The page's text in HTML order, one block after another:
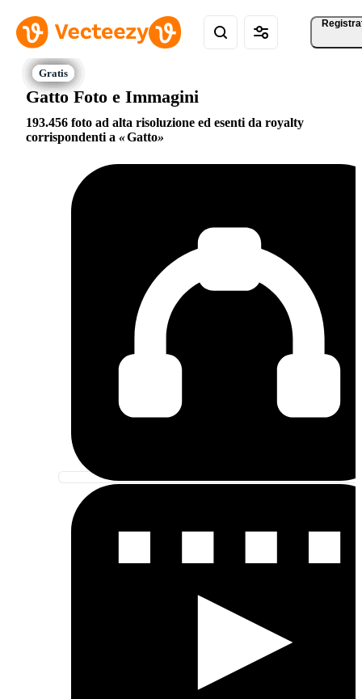
Gatto Foto e Immagini
193.456 foto ad alta risoluzione ed esenti da royalty
corrispondenti a
Gatto